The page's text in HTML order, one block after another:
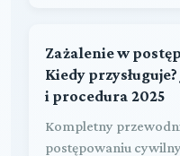
Zażalenie w
Kiedy
i procedura 2025
Kompletny
postępowaniu